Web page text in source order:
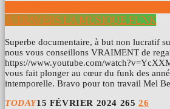
DOCUMENTAIRE | LET’S FUNK
À TRAVERS LA MUSIQUE FUNK
Superbe documentaire, à but non lucratif
nous vous conseillons VRAIMENT de
https://www.youtube.com/
vous fait plonger au cœur du funk des
intemporelle. Bravo pour ton travail Mel
TODAY15 FÉVRIER 2024 265 26